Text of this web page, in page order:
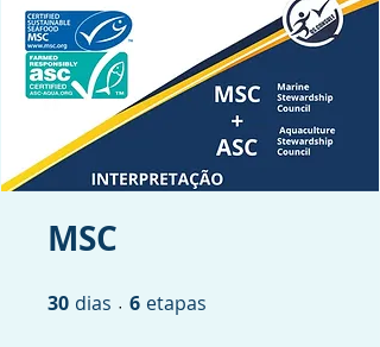
MSC
30 dias 30 dias
6 etapas